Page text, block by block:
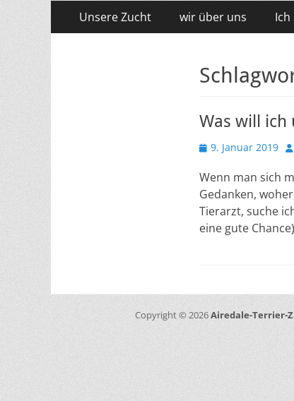
Primäres
Menü
Inhalt
Unsere Zucht wir über uns
Was will ich
Veröffentlicht
9. Januar 2019
Wenn man sich
Gedanken,
Tierarzt, suche
eine gute
Copyright © 2026Airedale-Terrier-